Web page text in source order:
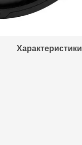
Характеристики